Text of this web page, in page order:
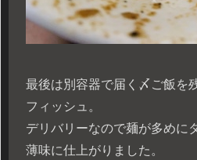
最後は別容器で届く〆ご飯を
フィッシュ。
デリバリーなので麺が多めに
薄味に仕上がりました。